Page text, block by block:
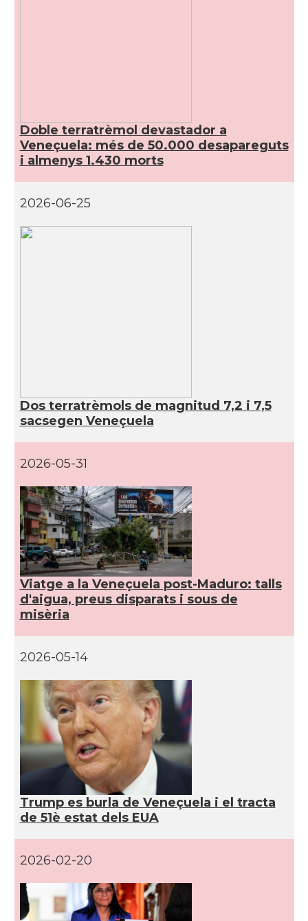
Doble terratrèmol devastador a
Veneçuela: més de 50.000 desapareguts
i almenys 1.430 morts
2026-06-25
Dos terratrèmols de magnitud 7,2 i 7,5
sacsegen Veneçuela
2026-05-31
Viatge a la Veneçuela post-Maduro: talls
d'aigua, preus disparats i sous de
misèria
2026-05-14
Trump es burla de Veneçuela i el tracta
de 51è estat dels EUA
2026-02-20